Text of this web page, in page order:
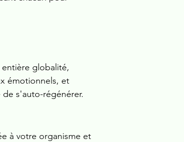
globalité,
émotionnels, et
s'auto-régénérer.
à votre organisme et